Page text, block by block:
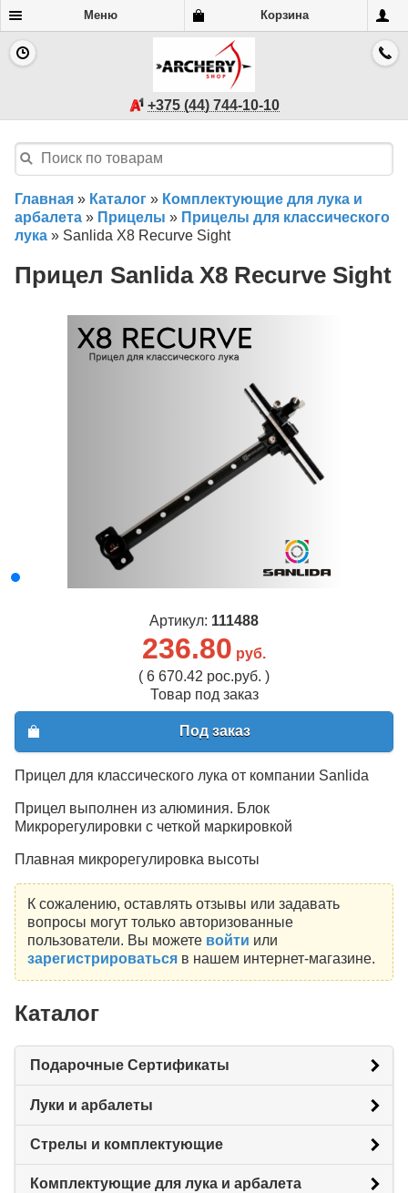
Меню Корзина
+375 (44) 744-10-10
Главная » Каталог » Комплектующие для лука и
арбалета » Прицелы » Прицелы для классического
лука » Sanlida X8 Recurve Sight
Прицел Sanlida X8 Recurve Sight
Артикул: 111488
236.80 руб.
( 6 670.42 рос.руб. )
Товар под заказ
Под заказ
Прицел для классического лука от компании Sanlida
Прицел выполнен из алюминия. Блок
Микрорегулировки с четкой маркировкой
Плавная микрорегулировка высоты
К сожалению, оставлять отзывы или задавать
вопросы могут только авторизованные
пользователи. Вы можете войти или
зарегистрироватьсяв нашем интернет-магазине.
Каталог
Подарочные Сертификаты
Луки и арбалеты
Стрелы и комплектующие
Комплектующие для лука и арбалета